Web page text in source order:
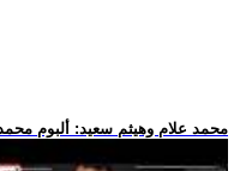
.. محمد علام وهيثم سعيد: ألبوم